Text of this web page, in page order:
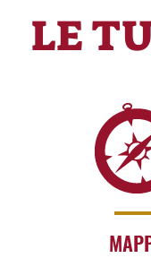
LE